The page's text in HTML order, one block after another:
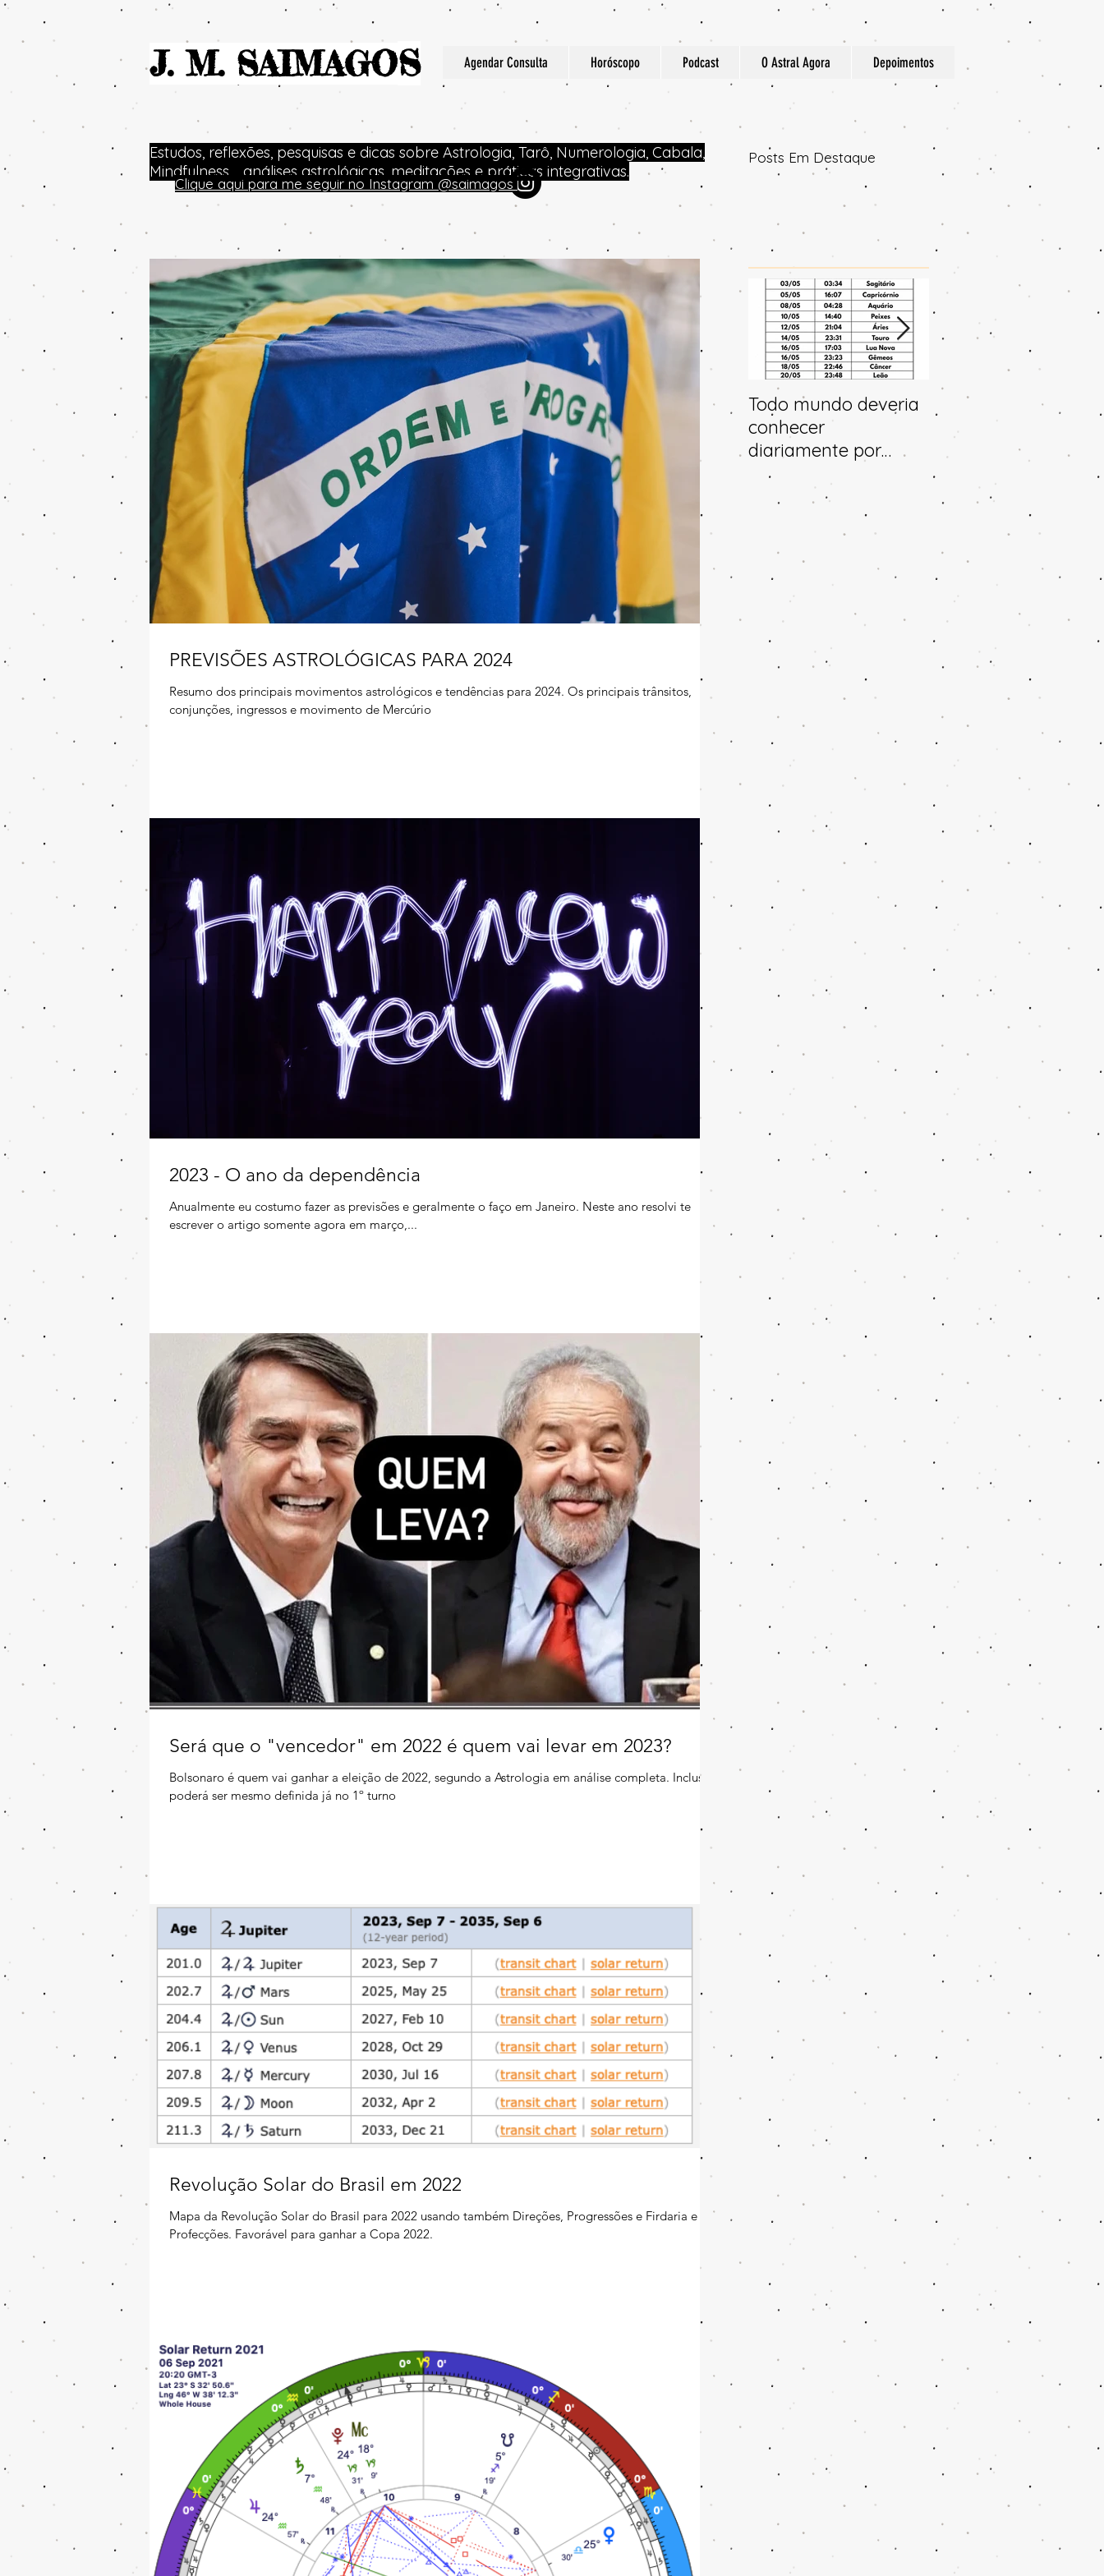
J. M. SAIMAGOS Agendar Consulta Horóscopo Podcast O Astral Agora Depoimentos
Estudos, reflexões, pesquisas e dicas sobre Astrologia, Tarô, Numerologia, Cabala,
Mindfulness.... análises astrológicas, meditações e práticas integrativas.
Clique aqui para me seguir no Instagram @saimagos
Posts Em Destaque
PREVISÕES ASTROLÓGICAS PARA 2024
Resumo dos principais movimentos astrológicos e tendências para 2024. Os principais trânsitos,
conjunções, ingressos e movimento de Mercúrio
2023 - O ano da dependência
Anualmente eu costumo fazer as previsões e geralmente o faço em Janeiro. Neste ano resolvi te
escrever o artigo somente agora em março,...
Será que o "vencedor" em 2022 é quem vai levar em 2023?
Bolsonaro é quem vai ganhar a eleição de 2022, segundo a Astrologia em análise completa. Inclusive
poderá ser mesmo definida já no 1º turno
Revolução Solar do Brasil em 2022
Mapa da Revolução Solar do Brasil para 2022 usando também Direções, Progressões e Firdaria e
Profecções. Favorável para ganhar a Copa 2022.
Todo mundo deveria
conhecer
diariamente por
aonde a lua transita
no céu
Horóscopo e
previsões para 2025